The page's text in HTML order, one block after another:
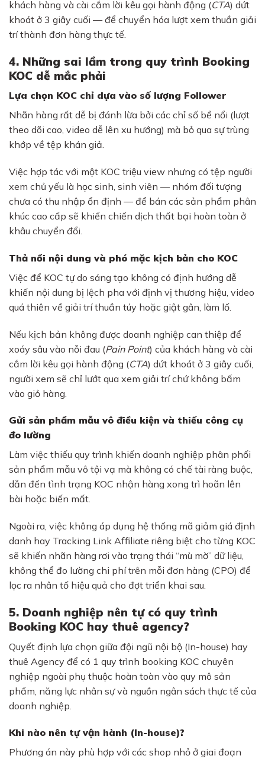
khách hàng và cài cắm lời kêu gọi hành động (CTA) dứt
khoát ở 3 giây cuối — để chuyển hóa lượt xem thuần giải
trí thành đơn hàng thực tế.
4. Những sai lầm trong quy trình Booking
KOC dễ mắc phải
Lựa chọn KOC chỉ dựa vào số lượng Follower
Nhãn hàng rất dễ bị đánh lừa bởi các chỉ số bề nổi (lượt
theo dõi cao, video dễ lên xu hướng) mà bỏ qua sự trùng
khớp về tệp khán giả.
Việc hợp tác với một KOC triệu view nhưng có tệp người
xem chủ yếu là học sinh, sinh viên — nhóm đối tượng
chưa có thu nhập ổn định — để bán các sản phẩm phân
khúc cao cấp sẽ khiến chiến dịch thất bại hoàn toàn ở
khâu chuyển đổi.
Thả nổi nội dung và phó mặc kịch bản cho KOC
Việc để KOC tự do sáng tạo không có định hướng dễ
khiến nội dung bị lệch pha với định vị thương hiệu, video
quá thiên về giải trí thuần túy hoặc giật gân, làm lố.
Nếu kịch bản không được doanh nghiệp can thiệp để
xoáy sâu vào nỗi đau (Pain Point) của khách hàng và cài
cắm lời kêu gọi hành động (CTA) dứt khoát ở 3 giây cuối,
người xem sẽ chỉ lướt qua xem giải trí chứ không bấm
vào giỏ hàng.
Gửi sản phẩm mẫu vô điều kiện và thiếu công cụ
đo lường
Làm việc thiếu quy trình khiến doanh nghiệp phân phối
sản phẩm mẫu vô tội vạ mà không có chế tài ràng buộc,
dẫn đến tình trạng KOC nhận hàng xong trì hoãn lên
bài hoặc biến mất.
Ngoài ra, việc không áp dụng hệ thống mã giảm giá định
danh hay Tracking Link Affiliate riêng biệt cho từng KOC
sẽ khiến nhãn hàng rơi vào trạng thái “mù mờ” dữ liệu,
không thể đo lường chi phí trên mỗi đơn hàng (CPO) để
lọc ra nhân tố hiệu quả cho đợt triển khai sau.
5. Doanh nghiệp nên tự có quy trình
Booking KOC hay thuê agency?
Quyết định lựa chọn giữa đội ngũ nội bộ (In-house) hay
thuê Agency để có 1 quy trình booking KOC chuyên
nghiệp ngoài phụ thuộc hoàn toàn vào quy mô sản
phẩm, năng lực nhân sự và nguồn ngân sách thực tế của
doanh nghiệp.
Khi nào nên tự vận hành (In-house)?
Phương án này phù hợp với các shop nhỏ ở giai đoạn